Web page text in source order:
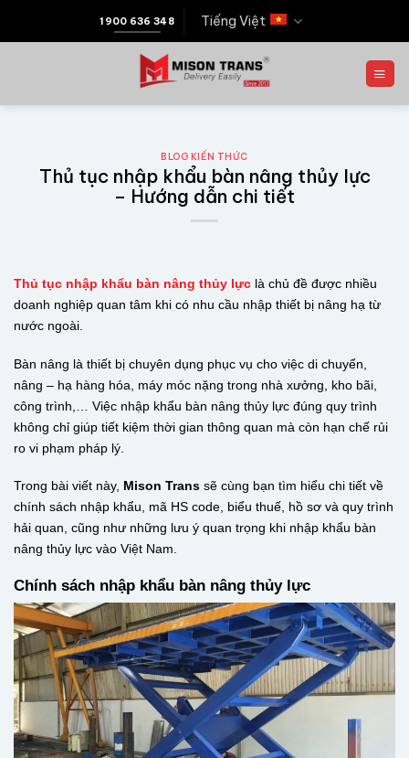
1900 636 348 Tiếng Việt
BLOG KIẾN THỨC
Thủ tục nhập khẩu bàn nâng thủy lực
– Hướng dẫn chi tiết
Thủ tục nhập khẩu bàn nâng thủy lực là chủ đề được nhiều
doanh nghiệp quan tâm khi có nhu cầu nhập thiết bị nâng hạ từ
nước ngoài.
Bàn nâng là thiết bị chuyên dụng phục vụ cho việc di chuyển,
nâng – hạ hàng hóa, máy móc nặng trong nhà xưởng, kho bãi,
công trình,… Việc nhập khẩu bàn nâng thủy lực đúng quy trình
không chỉ giúp tiết kiệm thời gian thông quan mà còn hạn chế rủi
ro vi phạm pháp lý.
Trong bài viết này, Mison Trans sẽ cùng bạn tìm hiểu chi tiết về
chính sách nhập khẩu, mã HS code, biểu thuế, hồ sơ và quy trình
hải quan, cũng như những lưu ý quan trọng khi nhập khẩu bàn
nâng thủy lực vào Việt Nam.
Chính sách nhập khẩu bàn nâng thủy lực